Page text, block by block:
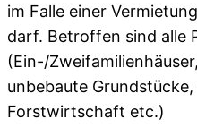
im Falle einer
darf. Betroffen sind alle
(Ein-/
unbebaute
Forstwirtschaft etc.)